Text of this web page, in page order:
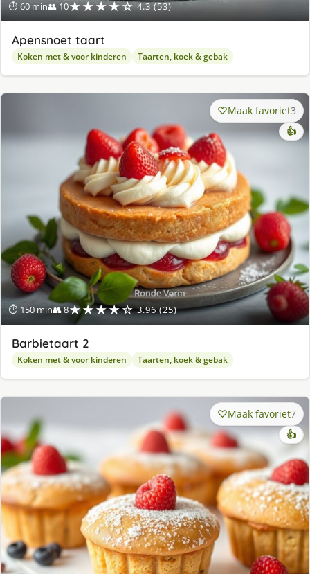
⏱ 60 min👥 10★★★★☆ 4.3 (53)
Apensnoet taart
Koken met & voor kinderen Taarten, koek & gebak
⏱ 150 min👥 8★★★★☆ 3.96 (25)
Maak favoriet3
👍
Barbietaart 2
Koken met & voor kinderen Taarten, koek & gebak
Maak favoriet7
👍